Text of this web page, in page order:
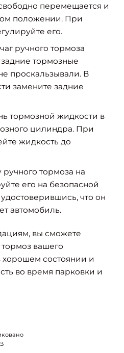
перемещается и
положении. При
его.
ручного тормоза
тормозные
проскальзывали. В
замените задние
тормозной жидкости в
цилиндра. При
жидкость до
тормоза на
его на безопасной
что он
автомобиль.
вы сможете
вашего
хорошем состоянии и
во время парковки и